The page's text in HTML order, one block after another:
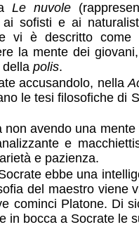
Le nuvole
ai sofisti e ai
vi è descritto
la mente dei
della polis.
accusandolo, nella
le tesi filosofiche
avendo una
e
e pazienza.
ebbe una
del maestro
cominci Platone. Di
in bocca a Socrate le